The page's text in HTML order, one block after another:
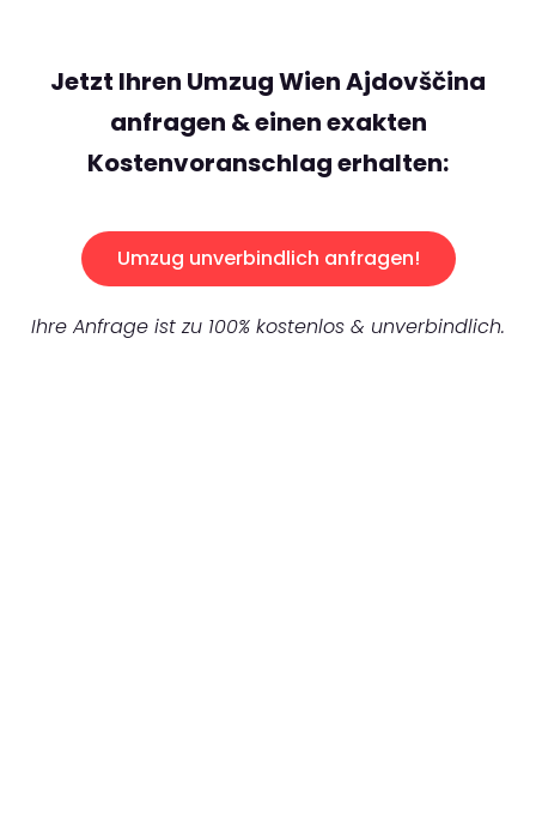
Jetzt Ihren Umzug Wien Ajdovščina
anfragen & einen exakten
Kostenvoranschlag erhalten:
Umzug unverbindlich anfragen!
Ihre Anfrage ist zu 100% kostenlos & unverbindlich.